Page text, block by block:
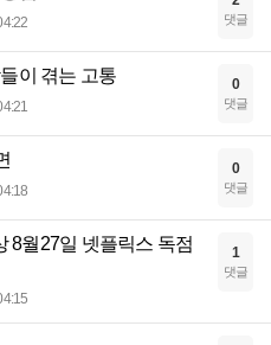
댓글
이 겪는 고통 0
댓글
0
댓글
8월27일 넷플릭스 독점
1
댓글